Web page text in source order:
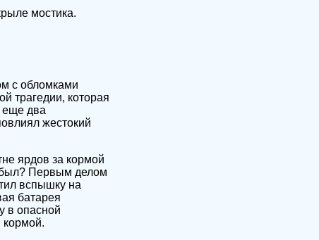
мостика.
с обломками
трагедии, которая
еще два
жестокий
ярдов за кормой
был? Первым делом
вспышку на
батарея
в опасной
кормой.